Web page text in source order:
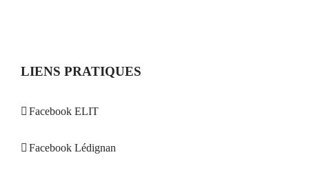
LIENS PRATIQUES
Facebook ELIT
Facebook Lédignan